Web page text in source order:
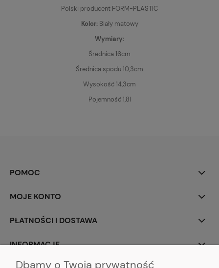
Polski producent FORM-PLASTIC
Kolor:Biały matowy
Wymiary:
Średnica 16cm
Średnica spodu 10,3cm
Wysokość 14,3cm
Pojemność 1,8l
POMOC
MOJE KONTO
PŁATNOŚCI I DOSTAWA
INFORMACJE
Dbamy o Twoją prywatność